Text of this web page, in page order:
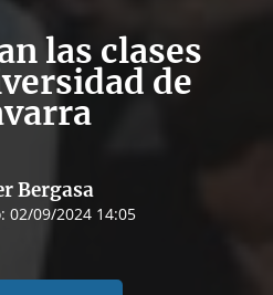
las clases
de
Bergasa
02/09/2024 14:05